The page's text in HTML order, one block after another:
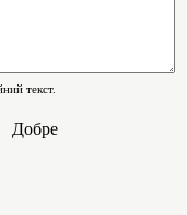
текст.
Добре